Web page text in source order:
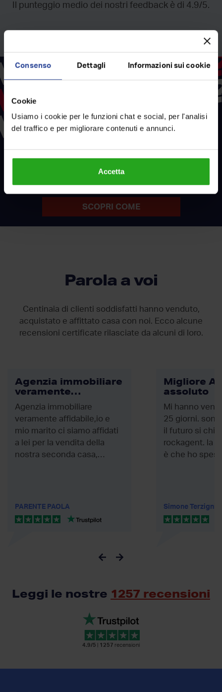
Consenso Dettagli Informazioni sui cookie
Cookie
Usiamo i cookie per le funzioni chat e social, per l'analisi
del traffico e per migliorare contenuti e annunci.
Accetta
Il punteggio medio dei nostri feedback è di 4.9/5.
ConRockAgent
vendi il tuo immobile
al miglior prezzo
SCOPRI COME
Parola a voi
Centinaia di clienti soddisfatti hanno venduto,
acquistato e affittato casa con noi. Ecco alcune
recensioni certificate rilasciate da alcuni di loro.
Agenzia immobiliare
veramente…
Agenzia immobiliare
veramente affidabile,io e
mio marito ci siamo affidati
a lei per la vendita della
nostra seconda casa,
PARENTE PAOLA
Migliore
assoluto
Mi hanno
25 giorni.
il futuro si
rockagent. la
è che ho
Simone Terzigni
Leggi le nostre 1257 recensioni
4.9/5 1257 recensioni